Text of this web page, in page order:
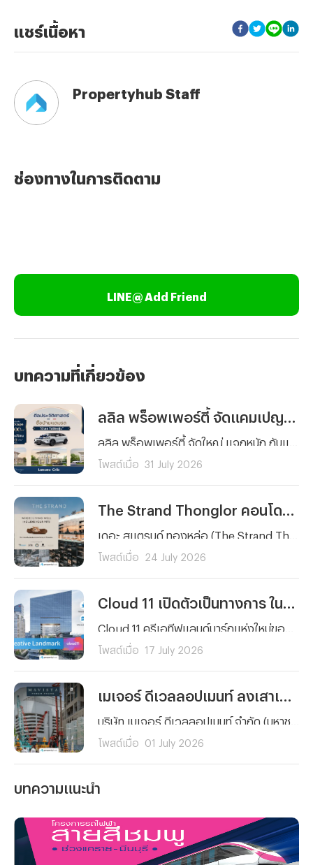
แชร์เนื้อหา
Propertyhub Staff
ช่องทางในการติดตาม
LINE@ Add Friend
บทความที่เกี่ยวข้อง
โพสต์เมื่อ 31 July 2026
โพสต์เมื่อ 24 July 2026
โพสต์เมื่อ 17 July 2026
โพสต์เมื่อ 01 July 2026
บทความแนะนำ